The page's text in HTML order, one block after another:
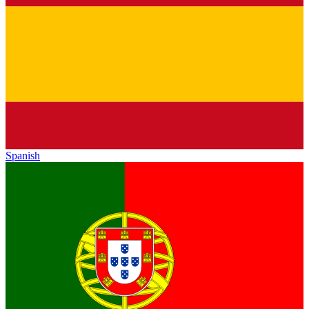
Spanish